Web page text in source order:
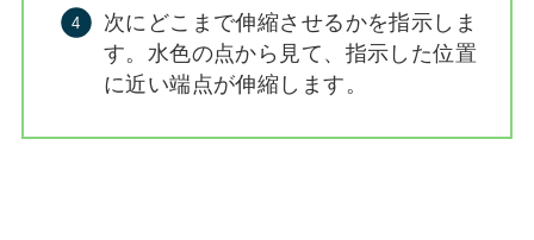
次にどこまで伸縮させるかを指示しま
す。水色の点から見て、指示した位置
に近い端点が伸縮します。